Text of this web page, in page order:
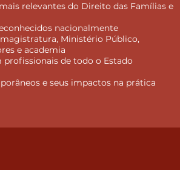
relevantes do Direito das Famílias e
nacionalmente
Ministério Público,
e academia
de todo o Estado
e seus impactos na prática